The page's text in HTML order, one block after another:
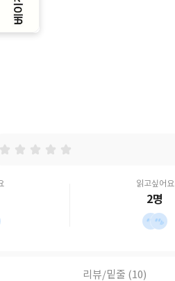
읽고싶어요
2명
리뷰/밑줄 (10)